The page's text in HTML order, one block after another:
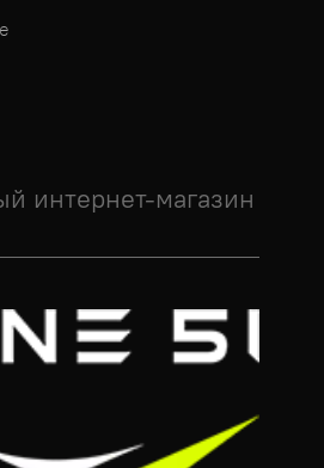
интернет-магазин